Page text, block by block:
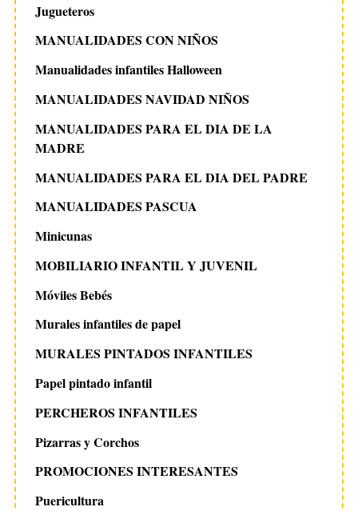
Jugueteros
MANUALIDADES CON NIÑOS
Manualidades infantiles Halloween
MANUALIDADES NAVIDAD NIÑOS
MANUALIDADES PARA EL DIA DE LA
MADRE
MANUALIDADES PARA EL DIA DEL PADRE
MANUALIDADES PASCUA
Minicunas
MOBILIARIO INFANTIL Y JUVENIL
Móviles Bebés
Murales infantiles de papel
MURALES PINTADOS INFANTILES
Papel pintado infantil
PERCHEROS INFANTILES
Pizarras y Corchos
PROMOCIONES INTERESANTES
Puericultura